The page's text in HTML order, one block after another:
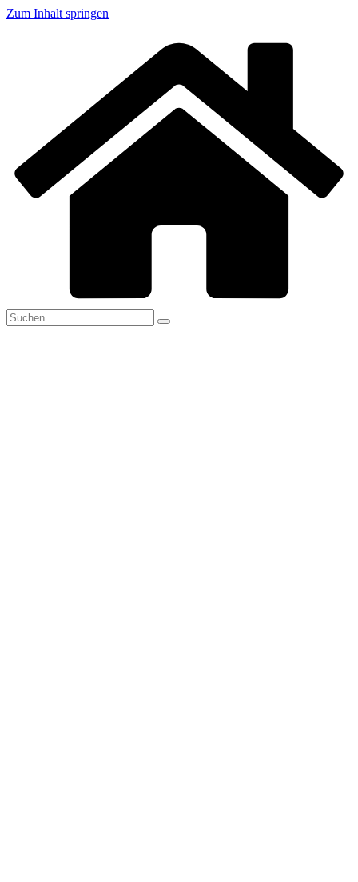
Zum Inhalt springen